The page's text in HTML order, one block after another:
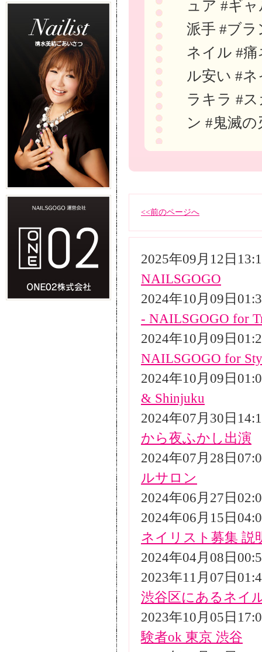
ュア #ギ
派手 #ブラ
ネイル #
ル安い #
ラキラ #
ン #鬼滅の
<<前のページへ
2025年09月12日
NAILSGOGO
2024年10月09日
- NAILSGOGO for
2024年10月09日
NAILSGOGO for
2024年10月09日
& Shinjuku
2024年07月30日
から夜ふかし出演
2024年07月28日
ルサロン
2024年06月27日
2024年06月15日
ネイリスト募集 説
2024年04月08日
2023年11月07日
渋谷区にあるネイ
2023年10月05日
験者ok 東京 渋谷